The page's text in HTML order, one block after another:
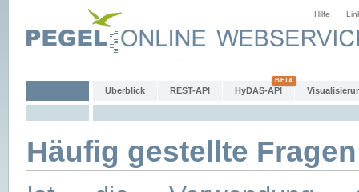
Hilfe
Überblick REST-API HyDAS-API
Häufig gestellte